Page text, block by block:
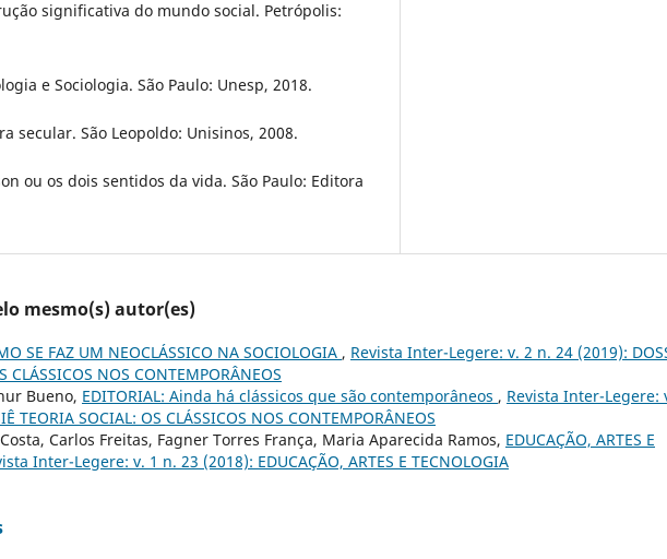
significativa do mundo social. Petrópolis:
e Sociologia. São Paulo: Unesp, 2018.
secular. São Leopoldo: Unisinos, 2008.
ou os dois sentidos da vida. São Paulo: Editora
mesmo(s) autor(es)
SE FAZ UM NEOCLÁSSICO NA SOCIOLOGIA , Revista Inter-Legere: v. 2 n. 24 (2019):
CLÁSSICOS NOS CONTEMPORÂNEOS
Bueno, EDITORIAL: Ainda há clássicos que são contemporâneos , Revista Inter-Legere:
TEORIA SOCIAL: OS CLÁSSICOS NOS CONTEMPORÂNEOS
Carlos Freitas, Fagner Torres França, Maria Aparecida Ramos, EDUCAÇÃO, ARTES E
Inter-Legere: v. 1 n. 23 (2018): EDUCAÇÃO, ARTES E TECNOLOGIA